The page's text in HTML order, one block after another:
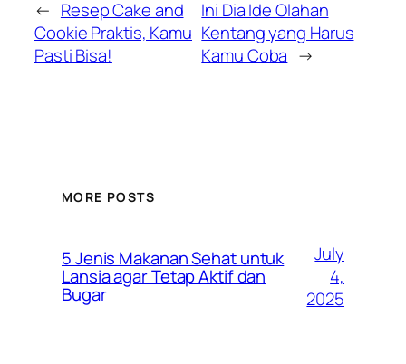
← Resep Cake and
Cookie Praktis, Kamu
Pasti Bisa!
Ini Dia Ide Olahan
Kentang yang Harus
Kamu Coba →
MORE POSTS
5 Jenis Makanan Sehat untuk
Lansia agar Tetap Aktif dan
Bugar
July
4,
2025